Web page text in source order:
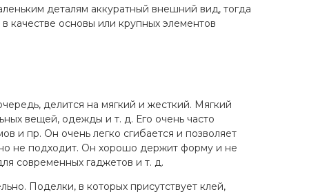
деталям аккуратный внешний вид, тогда
качестве основы или крупных элементов
делится на мягкий и жесткий. Мягкий
вещей, одежды и т. д. Его очень часто
и пр. Он очень легко сгибается и позволяет
не подходит. Он хорошо держит форму и не
современных гаджетов и т. д.
Поделки, в которых присутствует клей,